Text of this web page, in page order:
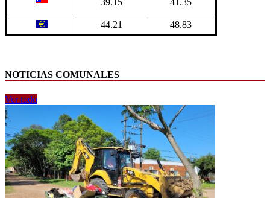
39.15 41.35
44.21 48.83
NOTICIAS COMUNALES
Ver todo